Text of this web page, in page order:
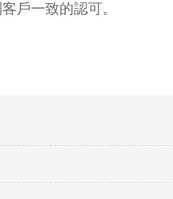
一致的認可。